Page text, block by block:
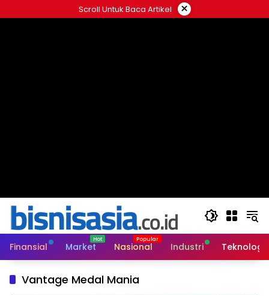
ke
Scroll Untuk Baca Artikel ×
Finansial Market Nasional Industri Teknologi
Vantage Medal Mania